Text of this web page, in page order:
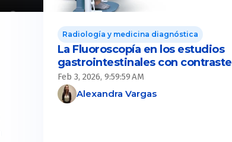
Radiología y medicina diagnóstica
La Fluoroscopía en los estudios
gastrointestinales con contraste
Feb 3, 2026, 9:59:59 AM
Alexandra Vargas